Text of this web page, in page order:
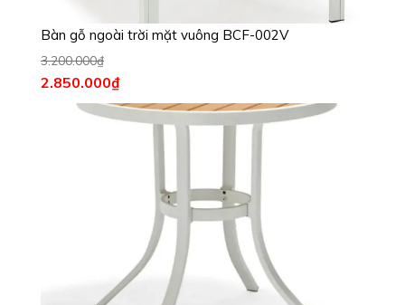
Bàn gỗ ngoài trời mặt vuông BCF-002V
3.200.000₫
2.850.000₫